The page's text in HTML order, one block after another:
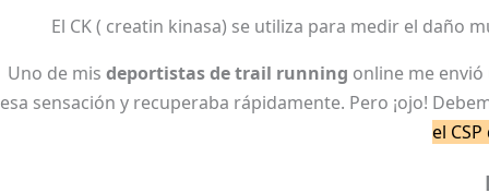
El CK ( creatin kinasa) se utiliza para medir el daño
Uno de mis deportistas de trail running online me
esa sensación y recuperaba rápidamente. Pero ¡ojo!
el